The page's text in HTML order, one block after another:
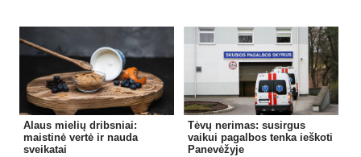
Alaus mielių dribsniai:
maistinė vertė ir nauda
sveikatai
Tėvų nerimas: susirgus
vaikui pagalbos tenka ieškoti
Panevėžyje